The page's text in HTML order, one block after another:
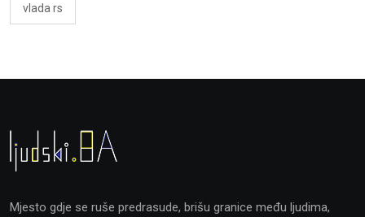
vlada rs
Mjesto gdje se ruše predrasude, brišu granice među ljudima,